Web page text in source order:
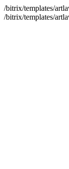
/bitrix/templates/
/bitrix/templates/